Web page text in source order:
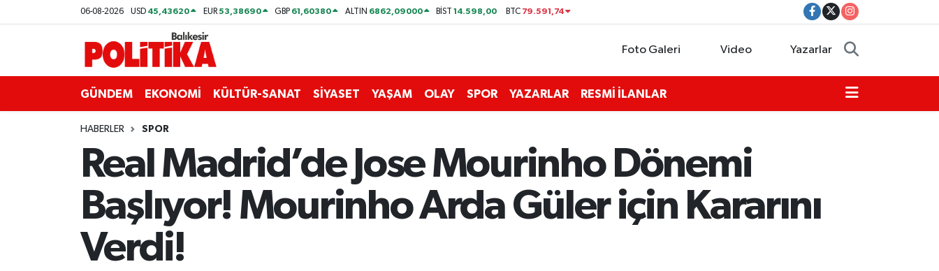
06-08-2026 USD 45,43620 EUR53,38690 GBP 61,60380 ALTIN 6862,09000 BİST14.598,00 BTC 79.591,74
Foto Galeri Video Yazarlar
GÜNDEM EKONOMİ KÜLTÜR-SANAT SİYASET YAŞAM OLAY SPOR YAZARLAR RESMİ İLANLAR
HABERLER SPOR
Real Madrid’de Jose Mourinho Dönemi
Başlıyor! Mourinho Arda Güler için Kararını
Verdi!
ASTROLOJİ
Bandırma
BİYOGRAFİLER
Balıkesir Nöbetçi Eczaneler
Balıkesir Hava Durumu
Balıkesir Namaz Vakitleri
Balıkesir Trafik Yoğunluk Haritası
Süper Lig Puan Durumu ve Fikstür
Tüm Manşetler